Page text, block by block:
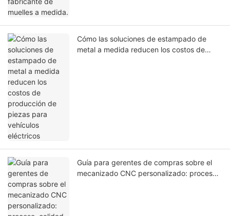
Cómo las soluciones de estampado de
metal a medida reducen los costos de
Guía para gerentes de compras sobre el
mecanizado CNC personalizado: proceso,